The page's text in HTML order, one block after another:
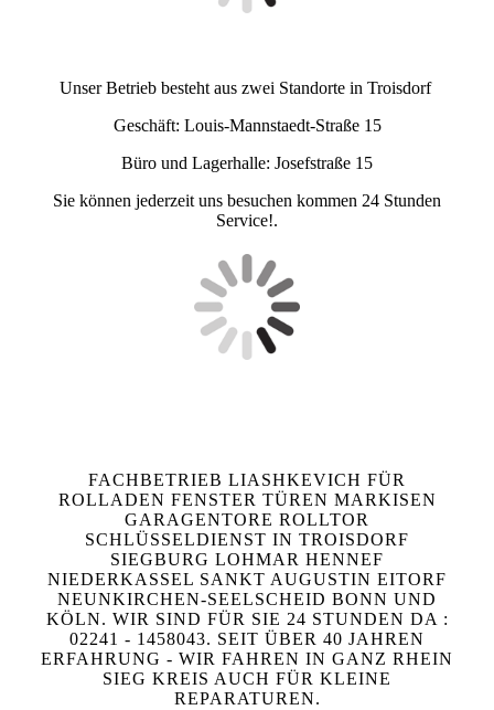
Unser Betrieb besteht aus zwei Standorte in Troisdorf
Geschäft: Louis-Mannstaedt-Straße 15
Büro und Lagerhalle: Josefstraße 15
Sie können jederzeit uns besuchen kommen 24 Stunden
Service!.
FACHBETRIEB LIASHKEVICH FÜR
ROLLADEN FENSTER TÜREN MARKISEN
GARAGENTORE ROLLTOR
SCHLÜSSELDIENST IN TROISDORF
SIEGBURG LOHMAR HENNEF
NIEDERKASSEL SANKT AUGUSTIN EITORF
NEUNKIRCHEN-SEELSCHEID BONN UND
KÖLN. WIR SIND FÜR SIE 24 STUNDEN DA :
02241 - 1458043. SEIT ÜBER 40 JAHREN
ERFAHRUNG - WIR FAHREN IN GANZ RHEIN
SIEG KREIS AUCH FÜR KLEINE
REPARATUREN.